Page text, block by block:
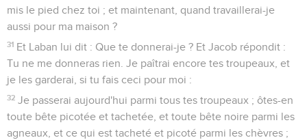
mis le pied chez toi ; et maintenant, quand travaillerai-je
aussi pour ma maison ?
31 Et Laban lui dit : Que te donnerai-je ? Et Jacob répondit :
Tu ne me donneras rien. Je paîtrai encore tes troupeaux, et
je les garderai, si tu fais ceci pour moi :
32 Je passerai aujourd'hui parmi tous tes troupeaux ; ôtes-en
toute bête picotée et tachetée, et toute bête noire parmi les
agneaux, et ce qui est tacheté et picoté parmi les chèvres ;